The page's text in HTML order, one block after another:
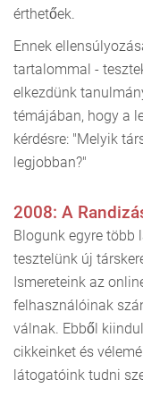
érthetőek.
Ennek
tartalommal -
elkezdünk
témájában, hogy a
kérdésre: "Melyik
legjobban?"
2008: A
Blogunk egyre több
tesztelünk új
Ismereteink az
felhasználóinak
válnak. Ebből
cikkeinket és
látogatóink tudni